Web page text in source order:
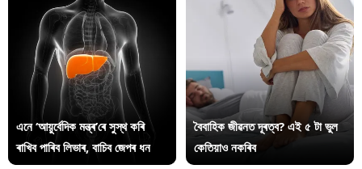
এনে ‘আয়ুৰ্বেদিক মন্ত্ৰ’ৰে সুস্থ কৰি
ৰাখিব পাৰিব লিভাৰ, বাচিব জেপৰ ধন
বৈবাহিক জীৱনত দূৰত্ব? এই ৫ টা ভুল
কেতিয়াও নকৰিব